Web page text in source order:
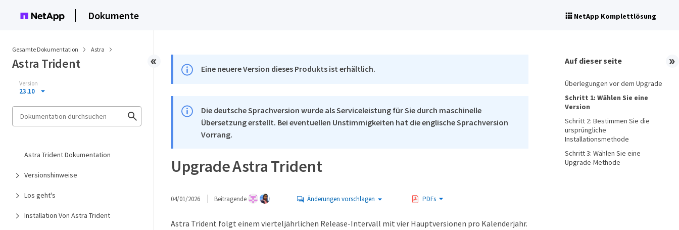
Dokumente NetApp Komplettlösung
Gesamte Dokumentation Astra
Astra Trident
Version
23.10
Astra Trident Dokumentation
Versionshinweise
Los geht's
Installation Von Astra Trident
Eine neuere Version dieses Produkts ist erhältlich.
Die deutsche Sprachversion wurde als Serviceleistung für Sie durch maschinelle
Übersetzung erstellt. Bei eventuellen Unstimmigkeiten hat die englische Sprachversion
Vorrang.
Upgrade Astra Trident
04/01/2026 Beitragende Änderungen vorschlagen PDFs
Astra Trident folgt einem vierteljährlichen Release-Intervall mit vier Hauptversionen pro Kalenderjahr.
Auf dieser seite
Überlegungen vor dem Upgrade
Schritt 1: Wählen Sie eine
Version
Schritt 2: Bestimmen Sie die
ursprüngliche
Installationsmethode
Schritt 3: Wählen Sie eine
Upgrade-Methode